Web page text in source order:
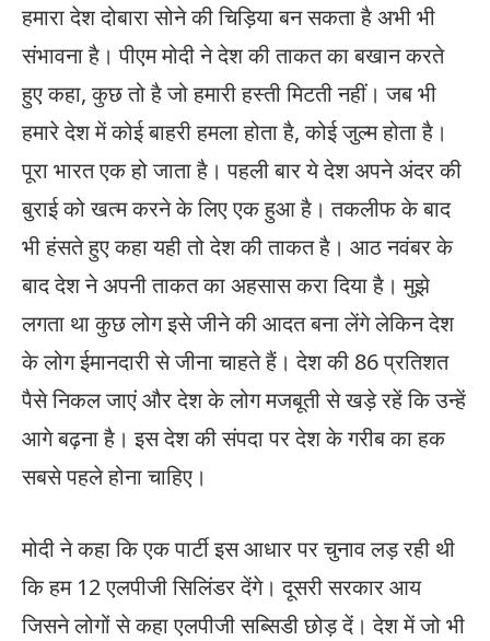
हमारा देश दोबारा सोने की चिड़िया बन सकता है अभी भी
संभावना है। पीएम मोदी ने देश की ताकत का बखान करते
हुए कहा, कुछ तो है जो हमारी हस्ती मिटती नहीं। जब भी
हमारे देश में कोई बाहरी हमला होता है, कोई जुल्म होता है।
पूरा भारत एक हो जाता है। पहली बार ये देश अपने अंदर की
बुराई को खत्म करने के लिए एक हुआ है। तकलीफ के बाद
भी हंसते हुए कहा यही तो देश की ताकत है। आठ नवंबर के
बाद देश ने अपनी ताकत का अहसास करा दिया है। मुझे
लगता था कुछ लोग इसे जीने की आदत बना लेंगे लेकिन देश
के लोग ईमानदारी से जीना चाहते हैं। देश की 86 प्रतिशत
पैसे निकल जाएं और देश के लोग मजबूती से खड़े रहें कि उन्हें
आगे बढ़ना है। इस देश की संपदा पर देश के गरीब का हक
सबसे पहले होना चाहिए।
मोदी ने कहा कि एक पार्टी इस आधार पर चुनाव लड़ रही थी
कि हम 12 एलपीजी सिलिंडर देंगे। दूसरी सरकार आय
जिसने लोगों से कहा एलपीजी सब्सिडी छोड़ दें। देश में जो भी